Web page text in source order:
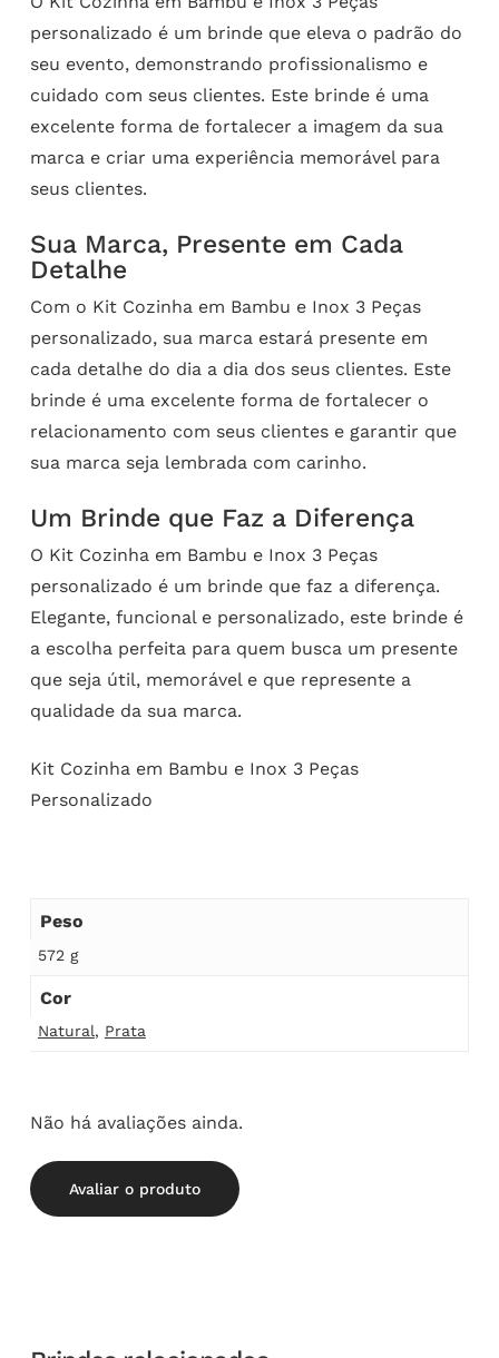
personalizado é um brinde que eleva o padrão do
seu evento, demonstrando profissionalismo e
cuidado com seus clientes. Este brinde é uma
excelente forma de fortalecer a imagem da sua
marca e criar uma experiência memorável para
seus clientes.
Sua Marca, Presente em Cada
Detalhe
Com o Kit Cozinha em Bambu e Inox 3 Peças
personalizado, sua marca estará presente em
cada detalhe do dia a dia dos seus clientes. Este
brinde é uma excelente forma de fortalecer o
relacionamento com seus clientes e garantir que
sua marca seja lembrada com carinho.
Um Brinde que Faz a Diferença
O Kit Cozinha em Bambu e Inox 3 Peças
personalizado é um brinde que faz a diferença.
Elegante, funcional e personalizado, este brinde é
a escolha perfeita para quem busca um presente
que seja útil, memorável e que represente a
qualidade da sua marca.
Kit Cozinha em Bambu e Inox 3 Peças
Personalizado
Peso
572 g
Cor
Natural, Prata
Não há avaliações ainda.
Avaliar o produto